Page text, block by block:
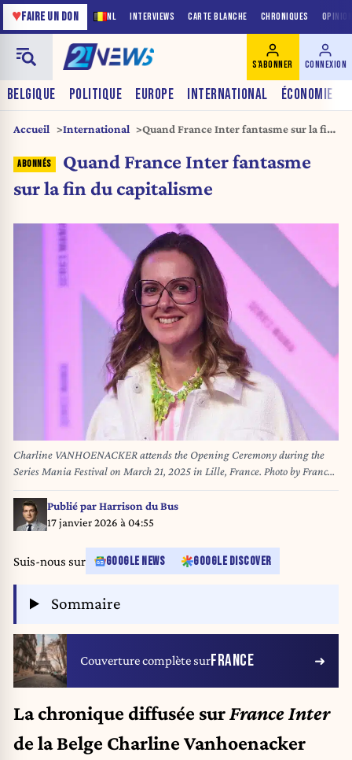
NL INTERVIEWS CARTE BLANCHE CHRONIQUES
♥FAIRE UN DON
BELGIQUE POLITIQUE EUROPE INTERNATIONAL ÉCONOMIE
S'ABONNER CONNEXION
Accueil International
Quand France Inter fantasme sur la fin
Quand France Inter fantasme
sur la fin du capitalisme
Charline VANHOENACKER attends the Opening Ceremony during the
Series Mania Festival on March 21, 2025 in Lille, France. Photo by Franck
Castel/ABACAPRESS.COM
Publié parHarrison du Bus
17 janvier 2026 à 04:55
Suis-nous sur GOOGLE NEWS GOOGLE DISCOVER
Sommaire
Couverture complète surFRANCE
La chronique diffusée surFrance Inter
de la Belge Charline Vanhoenacker